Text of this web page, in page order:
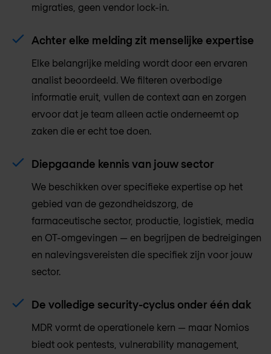
migraties, geen vendor lock-in.
Achter elke melding zit menselijke expertise
Elke belangrijke melding wordt door een ervaren
analist beoordeeld. We filteren overbodige
informatie eruit, vullen de context aan en zorgen
ervoor dat je team alleen actie onderneemt op
zaken die er echt toe doen.
Diepgaande kennis van jouw sector
We beschikken over specifieke expertise op het
gebied van de gezondheidszorg, de
farmaceutische sector, productie, logistiek, media
en OT-omgevingen — en begrijpen de bedreigingen
en nalevingsvereisten die specifiek zijn voor jouw
sector.
De volledige security-cyclus onder één dak
MDR vormt de operationele kern — maar Nomios
biedt ook pentests, vulnerability management,